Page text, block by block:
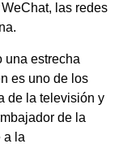
las redes
una estrecha
es uno de los
de la televisión y
de la
a la